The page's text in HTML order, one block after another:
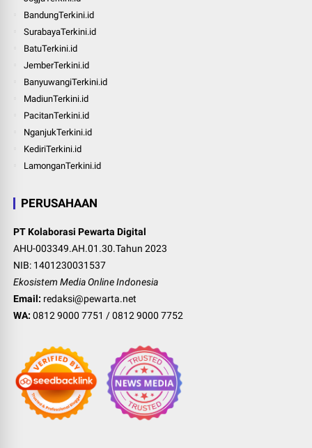
BandungTerkini.id
SurabayaTerkini.id
BatuTerkini.id
JemberTerkini.id
BanyuwangiTerkini.id
MadiunTerkini.id
PacitanTerkini.id
NganjukTerkini.id
KediriTerkini.id
LamonganTerkini.id
PERUSAHAAN
PT Kolaborasi Pewarta Digital
AHU-003349.AH.01.30.Tahun 2023
NIB: 1401230031537
Ekosistem Media Online Indonesia
Email: redaksi@pewarta.net
WA: 0812 9000 7751 /0812 9000 7752